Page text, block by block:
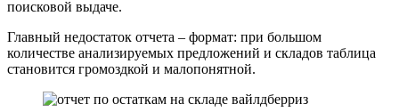
поисковой выдаче.
Главный недостаток отчета – формат: при большом
количестве анализируемых предложений и складов таблица
становится громоздкой и малопонятной.